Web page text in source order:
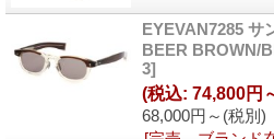
EYEVAN7285 サ
BEER BROWN/
3]
68,000円～ (税別)
(税込: 74,800円